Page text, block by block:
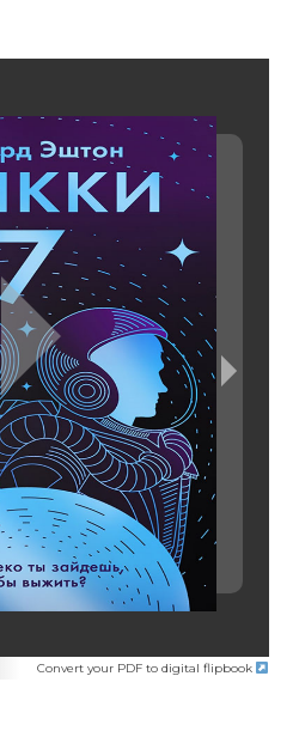
Convert your PDF to digital flipbook